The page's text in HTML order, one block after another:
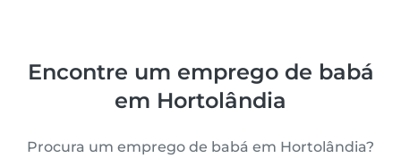
Encontre um emprego de babá
em Hortolândia
Procura um emprego de babá em Hortolândia?